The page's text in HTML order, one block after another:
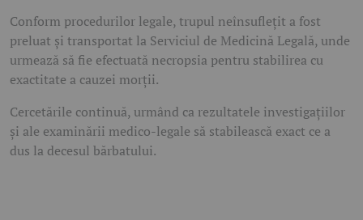
Conform procedurilor legale, trupul neînsuflețit a fost
preluat și transportat la Serviciul de Medicină Legală, unde
urmează să fie efectuată necropsia pentru stabilirea cu
exactitate a cauzei morții.
Cercetările continuă, urmând ca rezultatele investigațiilor
și ale examinării medico-legale să stabilească exact ce a
dus la decesul bărbatului.